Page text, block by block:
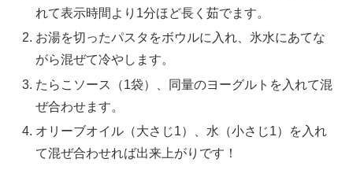
れて表示時間より1分ほど長く茹でます。
お湯を切ったパスタをボウルに入れ、氷水にあてな
がら混ぜて冷やします。
たらこソース（1袋）、同量のヨーグルトを入れて混
ぜ合わせます。
オリーブオイル（大さじ1）、水（小さじ1）を入れ
て混ぜ合わせれば出来上がりです！